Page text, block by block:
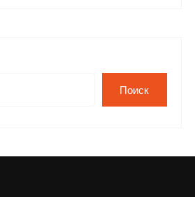
Поиск